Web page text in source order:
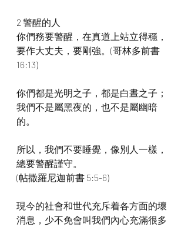
2 警醒的人
你們務要警醒，在真道上站立得穩，
要作大丈夫，要剛強。(哥林多前書
16:13)
你們都是光明之子，都是白晝之子；
我們不是屬黑夜的，也不是屬幽暗
的。
所以，我們不要睡覺，像別人一樣，
總要警醒謹守。
(帖撒羅尼迦前書 5:5-6)
現今的社會和世代充斥着各方面的壞
消息，少不免會叫我們內心充滿很多